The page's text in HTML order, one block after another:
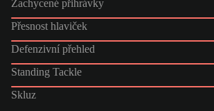
Zachycené přihrávky
Přesnost hlaviček
Defenzivní přehled
Standing Tackle
Skluz